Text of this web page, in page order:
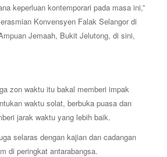
keperluan kontemporari pada masa ini,”
Konvensyen Falak Selangor di
Jemaah, Bukit Jelutong, di sini,
zon waktu itu bakal memberi impak
waktu solat, berbuka puasa dan
jarak waktu yang lebih baik.
selaras dengan kajian dan cadangan
di peringkat antarabangsa.